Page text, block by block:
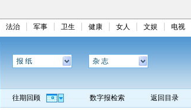
法治 军事 卫生 健康 女人 文娱 电视
报 纸 杂 志
往期回顾 数字报检索 返回目录